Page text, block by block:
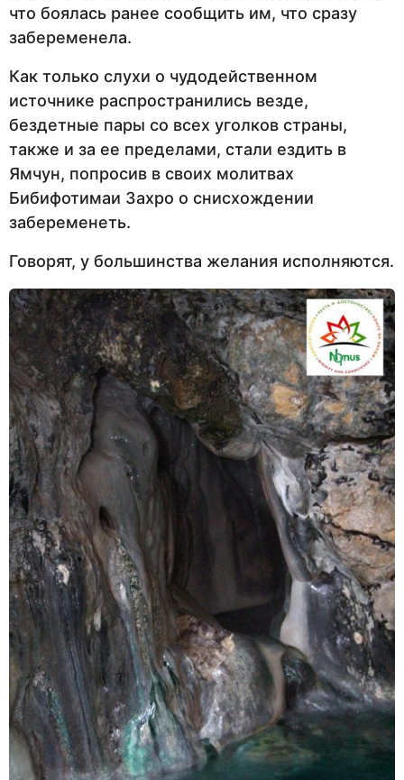
что боялась ранее сообщить им, что сразу
забеременела.
Как только слухи о чудодейственном
источнике распространились везде,
бездетные пары со всех уголков страны,
также и за ее пределами, стали ездить в
Ямчун, попросив в своих молитвах
Бибифотимаи Захро о снисхождении
забеременеть.
Говорят, у большинства желания исполняются.